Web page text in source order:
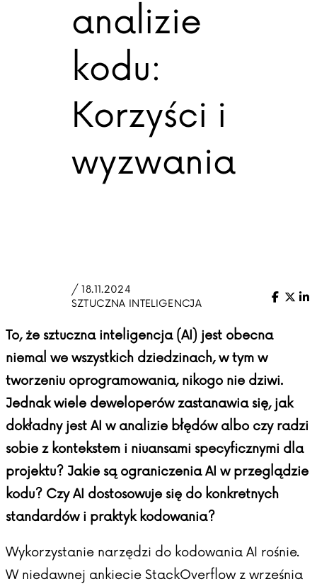
analizie
kodu:
Korzyści i
wyzwania
/ 18.11.2024
SZTUCZNA INTELIGENCJA
X
To, że sztuczna inteligencja (AI) jest obecna
niemal we wszystkich dziedzinach, w tym w
tworzeniu oprogramowania, nikogo nie dziwi.
Jednak wiele deweloperów zastanawia się, jak
dokładny jest AI w analizie błędów albo czy radzi
sobie z kontekstem i niuansami specyficznymi dla
projektu? Jakie są ograniczenia AI w przeglądzie
kodu? Czy AI dostosowuje się do konkretnych
standardów i praktyk kodowania?
Wykorzystanie narzędzi do kodowania AI rośnie.
W niedawnej ankiecie StackOverflow z września